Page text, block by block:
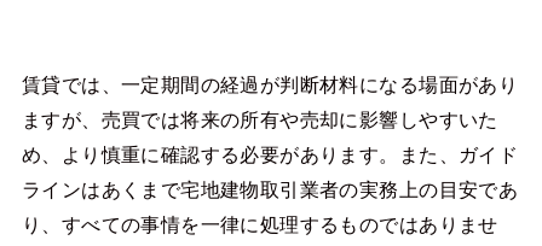
賃貸では、一定期間の経過が判断材料になる場面があり
ますが、売買では将来の所有や売却に影響しやすいた
め、より慎重に確認する必要があります。また、ガイド
ラインはあくまで宅地建物取引業者の実務上の目安であ
り、すべての事情を一律に処理するものではありませ